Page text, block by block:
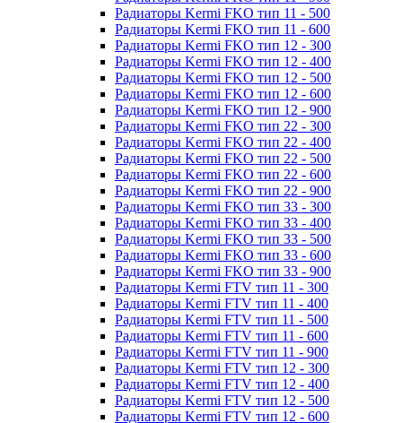
Радиаторы Kermi FKO тип 11 - 500
Радиаторы Kermi FKO тип 11 - 600
Радиаторы Kermi FKO тип 12 - 300
Радиаторы Kermi FKO тип 12 - 400
Радиаторы Kermi FKO тип 12 - 500
Радиаторы Kermi FKO тип 12 - 600
Радиаторы Kermi FKO тип 12 - 900
Радиаторы Kermi FKO тип 22 - 300
Радиаторы Kermi FKO тип 22 - 400
Радиаторы Kermi FKO тип 22 - 500
Радиаторы Kermi FKO тип 22 - 600
Радиаторы Kermi FKO тип 22 - 900
Радиаторы Kermi FKO тип 33 - 300
Радиаторы Kermi FKO тип 33 - 400
Радиаторы Kermi FKO тип 33 - 500
Радиаторы Kermi FKO тип 33 - 600
Радиаторы Kermi FKO тип 33 - 900
Радиаторы Kermi FTV тип 11 - 300
Радиаторы Kermi FTV тип 11 - 400
Радиаторы Kermi FTV тип 11 - 500
Радиаторы Kermi FTV тип 11 - 600
Радиаторы Kermi FTV тип 11 - 900
Радиаторы Kermi FTV тип 12 - 300
Радиаторы Kermi FTV тип 12 - 400
Радиаторы Kermi FTV тип 12 - 500
Радиаторы Kermi FTV тип 12 - 600